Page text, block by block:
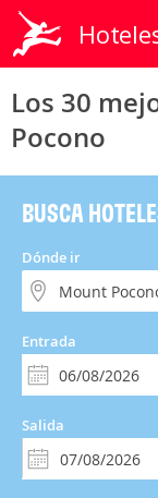
Los 30
Pocono
BUSCA
Dónde ir
Entrada
Salida